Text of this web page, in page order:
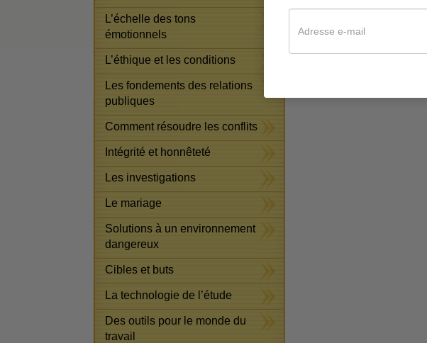
quelle relation conjugale.
L’échelle des tons
émotionnels
L’éthique et les conditions
Les fondements des relations
publiques
Comment résoudre les conflits
Intégrité et honnêteté
Les investigations
Le mariage
Solutions à un environnement
dangereux
Cibles et buts
La technologie de l’étude
Des outils pour le monde du
travail